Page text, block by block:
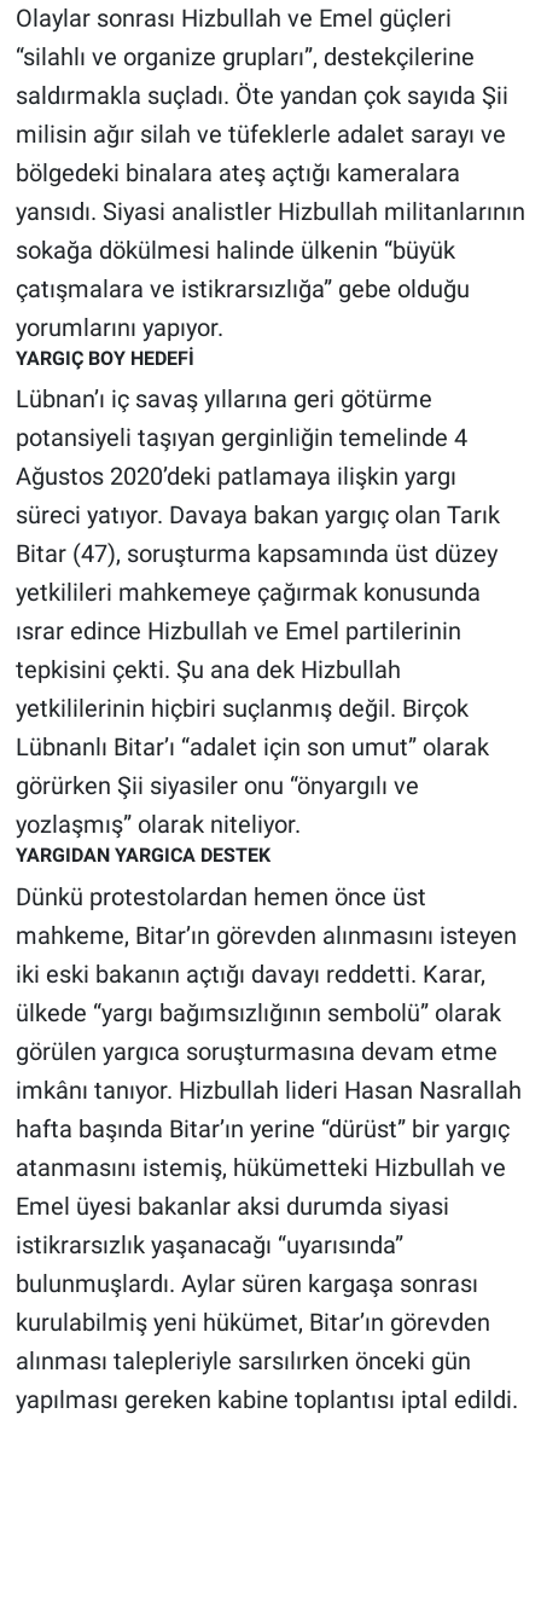
Olaylar sonrası Hizbullah ve Emel güçleri
“silahlı ve organize grupları”, destekçilerine
saldırmakla suçladı. Öte yandan çok sayıda Şii
milisin ağır silah ve tüfeklerle adalet sarayı ve
bölgedeki binalara ateş açtığı kameralara
yansıdı. Siyasi analistler Hizbullah militanlarının
sokağa dökülmesi halinde ülkenin “büyük
çatışmalara ve istikrarsızlığa” gebe olduğu
yorumlarını yapıyor.
YARGIÇ BOY HEDEFİ
Lübnan’ı iç savaş yıllarına geri götürme
potansiyeli taşıyan gerginliğin temelinde 4
Ağustos 2020’deki patlamaya ilişkin yargı
süreci yatıyor. Davaya bakan yargıç olan Tarık
Bitar (47), soruşturma kapsamında üst düzey
yetkilileri mahkemeye çağırmak konusunda
ısrar edince Hizbullah ve Emel partilerinin
tepkisini çekti. Şu ana dek Hizbullah
yetkililerinin hiçbiri suçlanmış değil. Birçok
Lübnanlı Bitar’ı “adalet için son umut” olarak
görürken Şii siyasiler onu “önyargılı ve
yozlaşmış” olarak niteliyor.
YARGIDAN YARGICA DESTEK
Dünkü protestolardan hemen önce üst
mahkeme, Bitar’ın görevden alınmasını isteyen
iki eski bakanın açtığı davayı reddetti. Karar,
ülkede “yargı bağımsızlığının sembolü” olarak
görülen yargıca soruşturmasına devam etme
imkânı tanıyor. Hizbullah lideri Hasan Nasrallah
hafta başında Bitar’ın yerine “dürüst” bir yargıç
atanmasını istemiş, hükümetteki Hizbullah ve
Emel üyesi bakanlar aksi durumda siyasi
istikrarsızlık yaşanacağı “uyarısında”
bulunmuşlardı. Aylar süren kargaşa sonrası
kurulabilmiş yeni hükümet, Bitar’ın görevden
alınması talepleriyle sarsılırken önceki gün
yapılması gereken kabine toplantısı iptal edildi.
Yerel Yaşam
Canlı Yayın